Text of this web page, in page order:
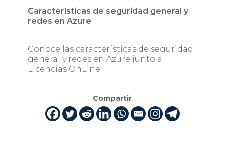
Características de seguridad general y
redes en Azure
Conoce las características de seguridad
general y redes en Azure junto a
Licencias OnLine.
Compartir